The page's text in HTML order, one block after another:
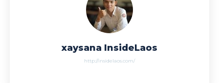
xaysana InsideLaos
http://insidelaos.com/